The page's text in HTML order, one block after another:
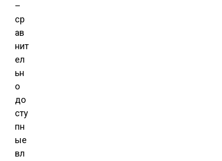
–
ср
ав
нит
ел
ьн
о
до
сту
пн
ые
вл